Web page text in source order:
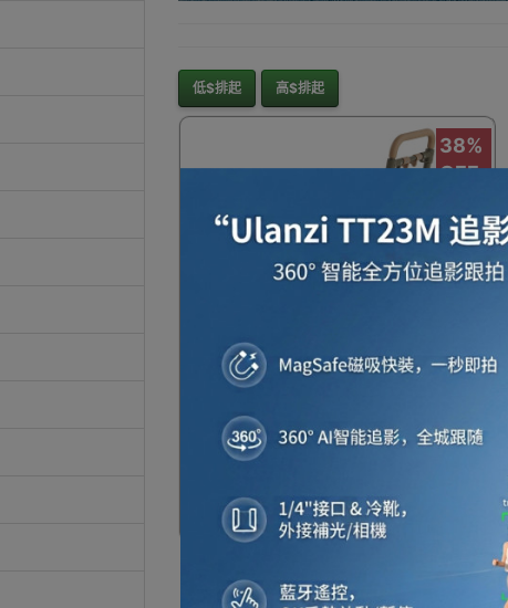
食品收納保存飯盒
戶外燒烤爐 燒烤工具及配件
低$排起 高$排起
38%
OFF
Naturehike TC08二合一折疊滑輪手
拉車 (CNH22JU024) | 平推/斜拉搬
運 | 手柄可調高度 | 快速摺疊